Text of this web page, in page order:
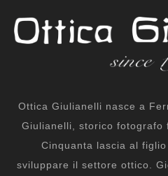
Ottica Giulianelli nasce a
Giulianelli, storico fotografo
Cinquanta lascia al
sviluppare il settore ottico.